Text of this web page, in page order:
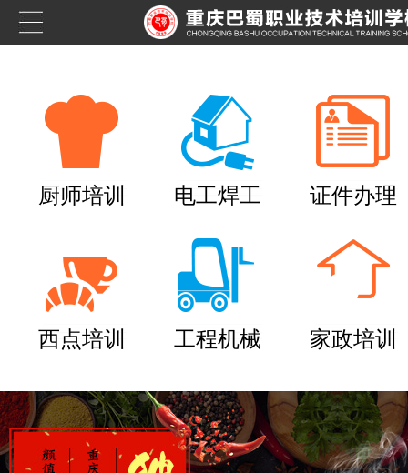
厨师培训 电工焊工 证件办理
西点培训 工程机械 家政培训
养老护理员培训——提